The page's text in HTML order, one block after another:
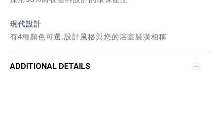
現代設計
有4種顏色可選,設計風格與您的浴室裝潢相稱
ADDITIONAL DETAILS